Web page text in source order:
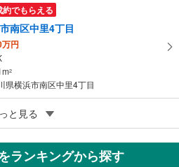
約でもらえる
南区中里4丁目
円
2
県横浜市南区中里4丁目
約でもらえる
南区別所中里台
円
と見る
ランキングから探す